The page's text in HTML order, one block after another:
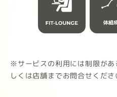
チョコレート（
芳醇なカカオと香
ストロベリー
※サービスの利用には制限が
しくは店舗までお問合せくださ